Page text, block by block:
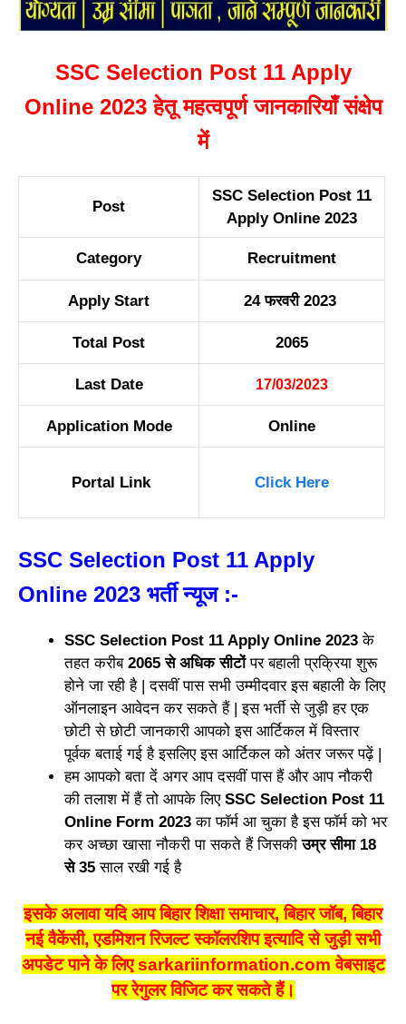
SSC Selection Post 11 Apply
Online 2023हेतू महत्वपूर्ण जानकारियाँ संक्षेप
में
Post
SSC Selection Post 11
Apply Online 2023
Category Recruitment
Apply Start 24 फरवरी 2023
Total Post 2065
Last Date 17/03/2023
Application Mode On ine
Portal Link Click Here
SSC Selection Post 11 Apply
Online 2023 भर्ती न्यूज:-
SSC Selection Post 11 Apply Online 2023 के
तहत करीब 2065 से अधिक सीटोंपर बहाली प्रक्रिया शुरू
होने जा रही है | दसवीं पास सभी उम्मीदवार इस बहाली के लिए
ऑनलाइन आवेदन कर सकते हैं | इस भर्ती से जुड़ी हर एक
छोटी से छोटी जानकारी आपको इस आर्टिकल में विस्तार
पूर्वक बताई गई है इसलिए इस आर्टिकल को अंतर जरूर पढ़ें |
हम आपको बता दें अगर आप दसवीं पास हैं और आप नौकरी
की तलाश में हैं तो आपके लिए SSC Selection Post 11
Online Form 2023 का फॉर्म आ चुका है इस फॉर्म को भर
कर अच्छा खासा नौकरी पा सकते हैं जिसकीउम्र सीमा 18
से 35 साल रखी गई है
इसके अलावा यदि आप बिहार शिक्षा समाचार, बिहार जॉब, बिहार
नई वैकेंसी, एडमिशन रिजल्ट स्कॉलरशिप इत्यादि से जुड़ी सभी
अपडेट पाने के लिए sarkariinformation.com वेबसाइट
पर रेगुलर विजिट कर सकते हैं।